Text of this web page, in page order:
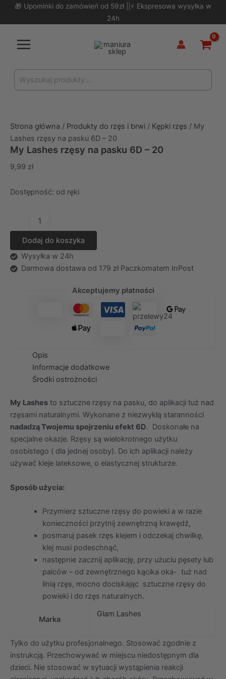
🎁 Upominki do zamówień od 59zł ||⚡ Ekspresowa wysyłka w
24h
Menu
Search
for:
Strona główna / Produkty do rzęs i brwi / Kępki rzęs / My
Lashes rzęsy na pasku 6D – 20
My Lashes rzęsy na pasku 6D – 20
9,99 zł
Dostępność: od ręki
rzęsy
na
pasku
Dodaj do koszyka
Wysyłka w 24h
Darmowa dostawa od 179 zł Paczkomatem InPost
Akceptujemy płatności
Opis
Informacje dodatkowe
Środki ostrożności
My Lashes to sztuczne rzęsy na pasku, do aplikacji tuż nad
rzęsami naturalnymi. Wykonane z niezwykłą staranności
nadadzą Twojemu spojrzeniu efekt 6D. Doskonałe na
specjalne okazje. Rzęsy są wielokrotnego użytku
osobistego ( dla jednej osoby). Do ich aplikacji należy
używać kleje lateksowe, o elastycznej strukturze.
Sposób użycia:
Przymierz sztuczne rzęsy do powieki a w razie
konieczności przytnij zewnętrzną krawędź,
posmaruj pasek rzęs klejem i odczekaj chwilkę,
klej musi podeschnąć,
następnie zacznij aplikację, przy użuciu pęsety lub
palców – od zewnętrznego kącika oka- tuż nad
linią rzęs, mocno dociskając sztuczne rzęsy do
powieki i do rzęs naturalnych.
Marka
Glam Lashes
Tylko do użytku profesjonalnego. Stosować zgodnie z
instrukcją. Przechowywać w miejscu niedostępnym dla
dzieci. Nie stosować w sytuacji wystąpienia reakcji